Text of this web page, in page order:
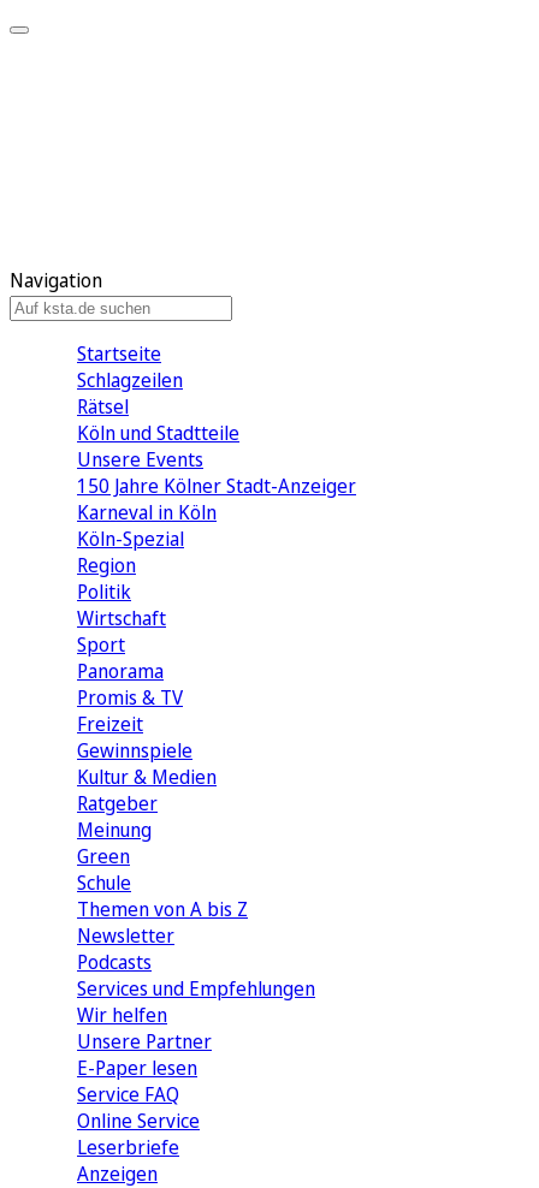
Navigation
Startseite
Schlagzeilen
Rätsel
Köln und Stadtteile
Unsere Events
150 Jahre Kölner Stadt-Anzeiger
Karneval in Köln
Köln-Spezial
Region
Politik
Wirtschaft
Sport
Panorama
Promis & TV
Freizeit
Gewinnspiele
Kultur & Medien
Ratgeber
Meinung
Green
Schule
Themen von A bis Z
Newsletter
Podcasts
Services und Empfehlungen
Wir helfen
Unsere Partner
E-Paper lesen
Service FAQ
Online Service
Leserbriefe
Anzeigen